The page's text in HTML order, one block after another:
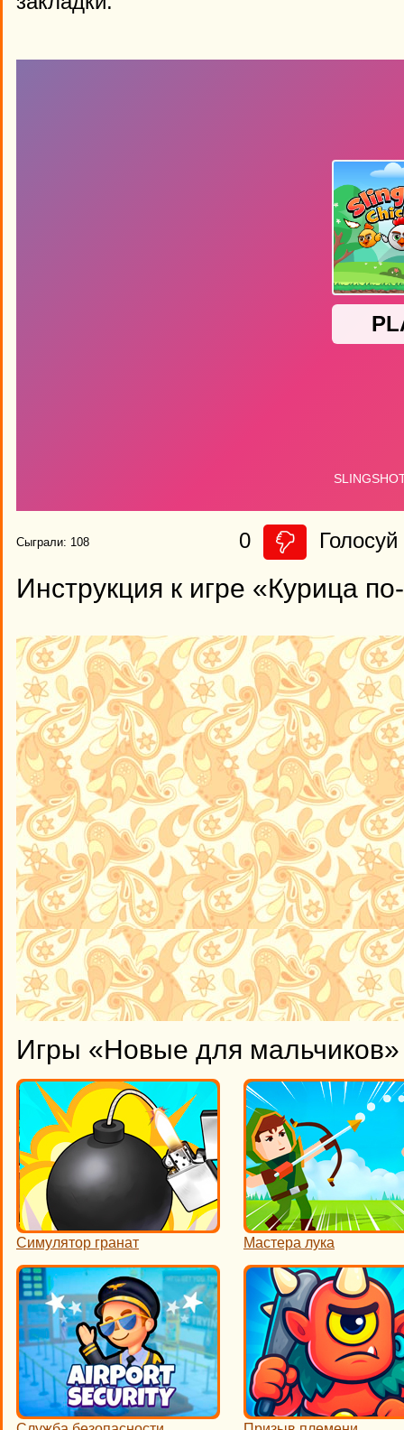
Сыграли: 108 0 Голосуй
Инструкция к игре «Курица
Игры «Новые для мальчиков»
Симулятор гранат Мастера лука